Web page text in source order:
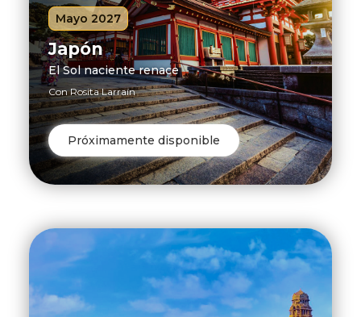
Mayo 2027
Japón
El Sol naciente renace
Con Rosita Larraín
Próximamente disponible